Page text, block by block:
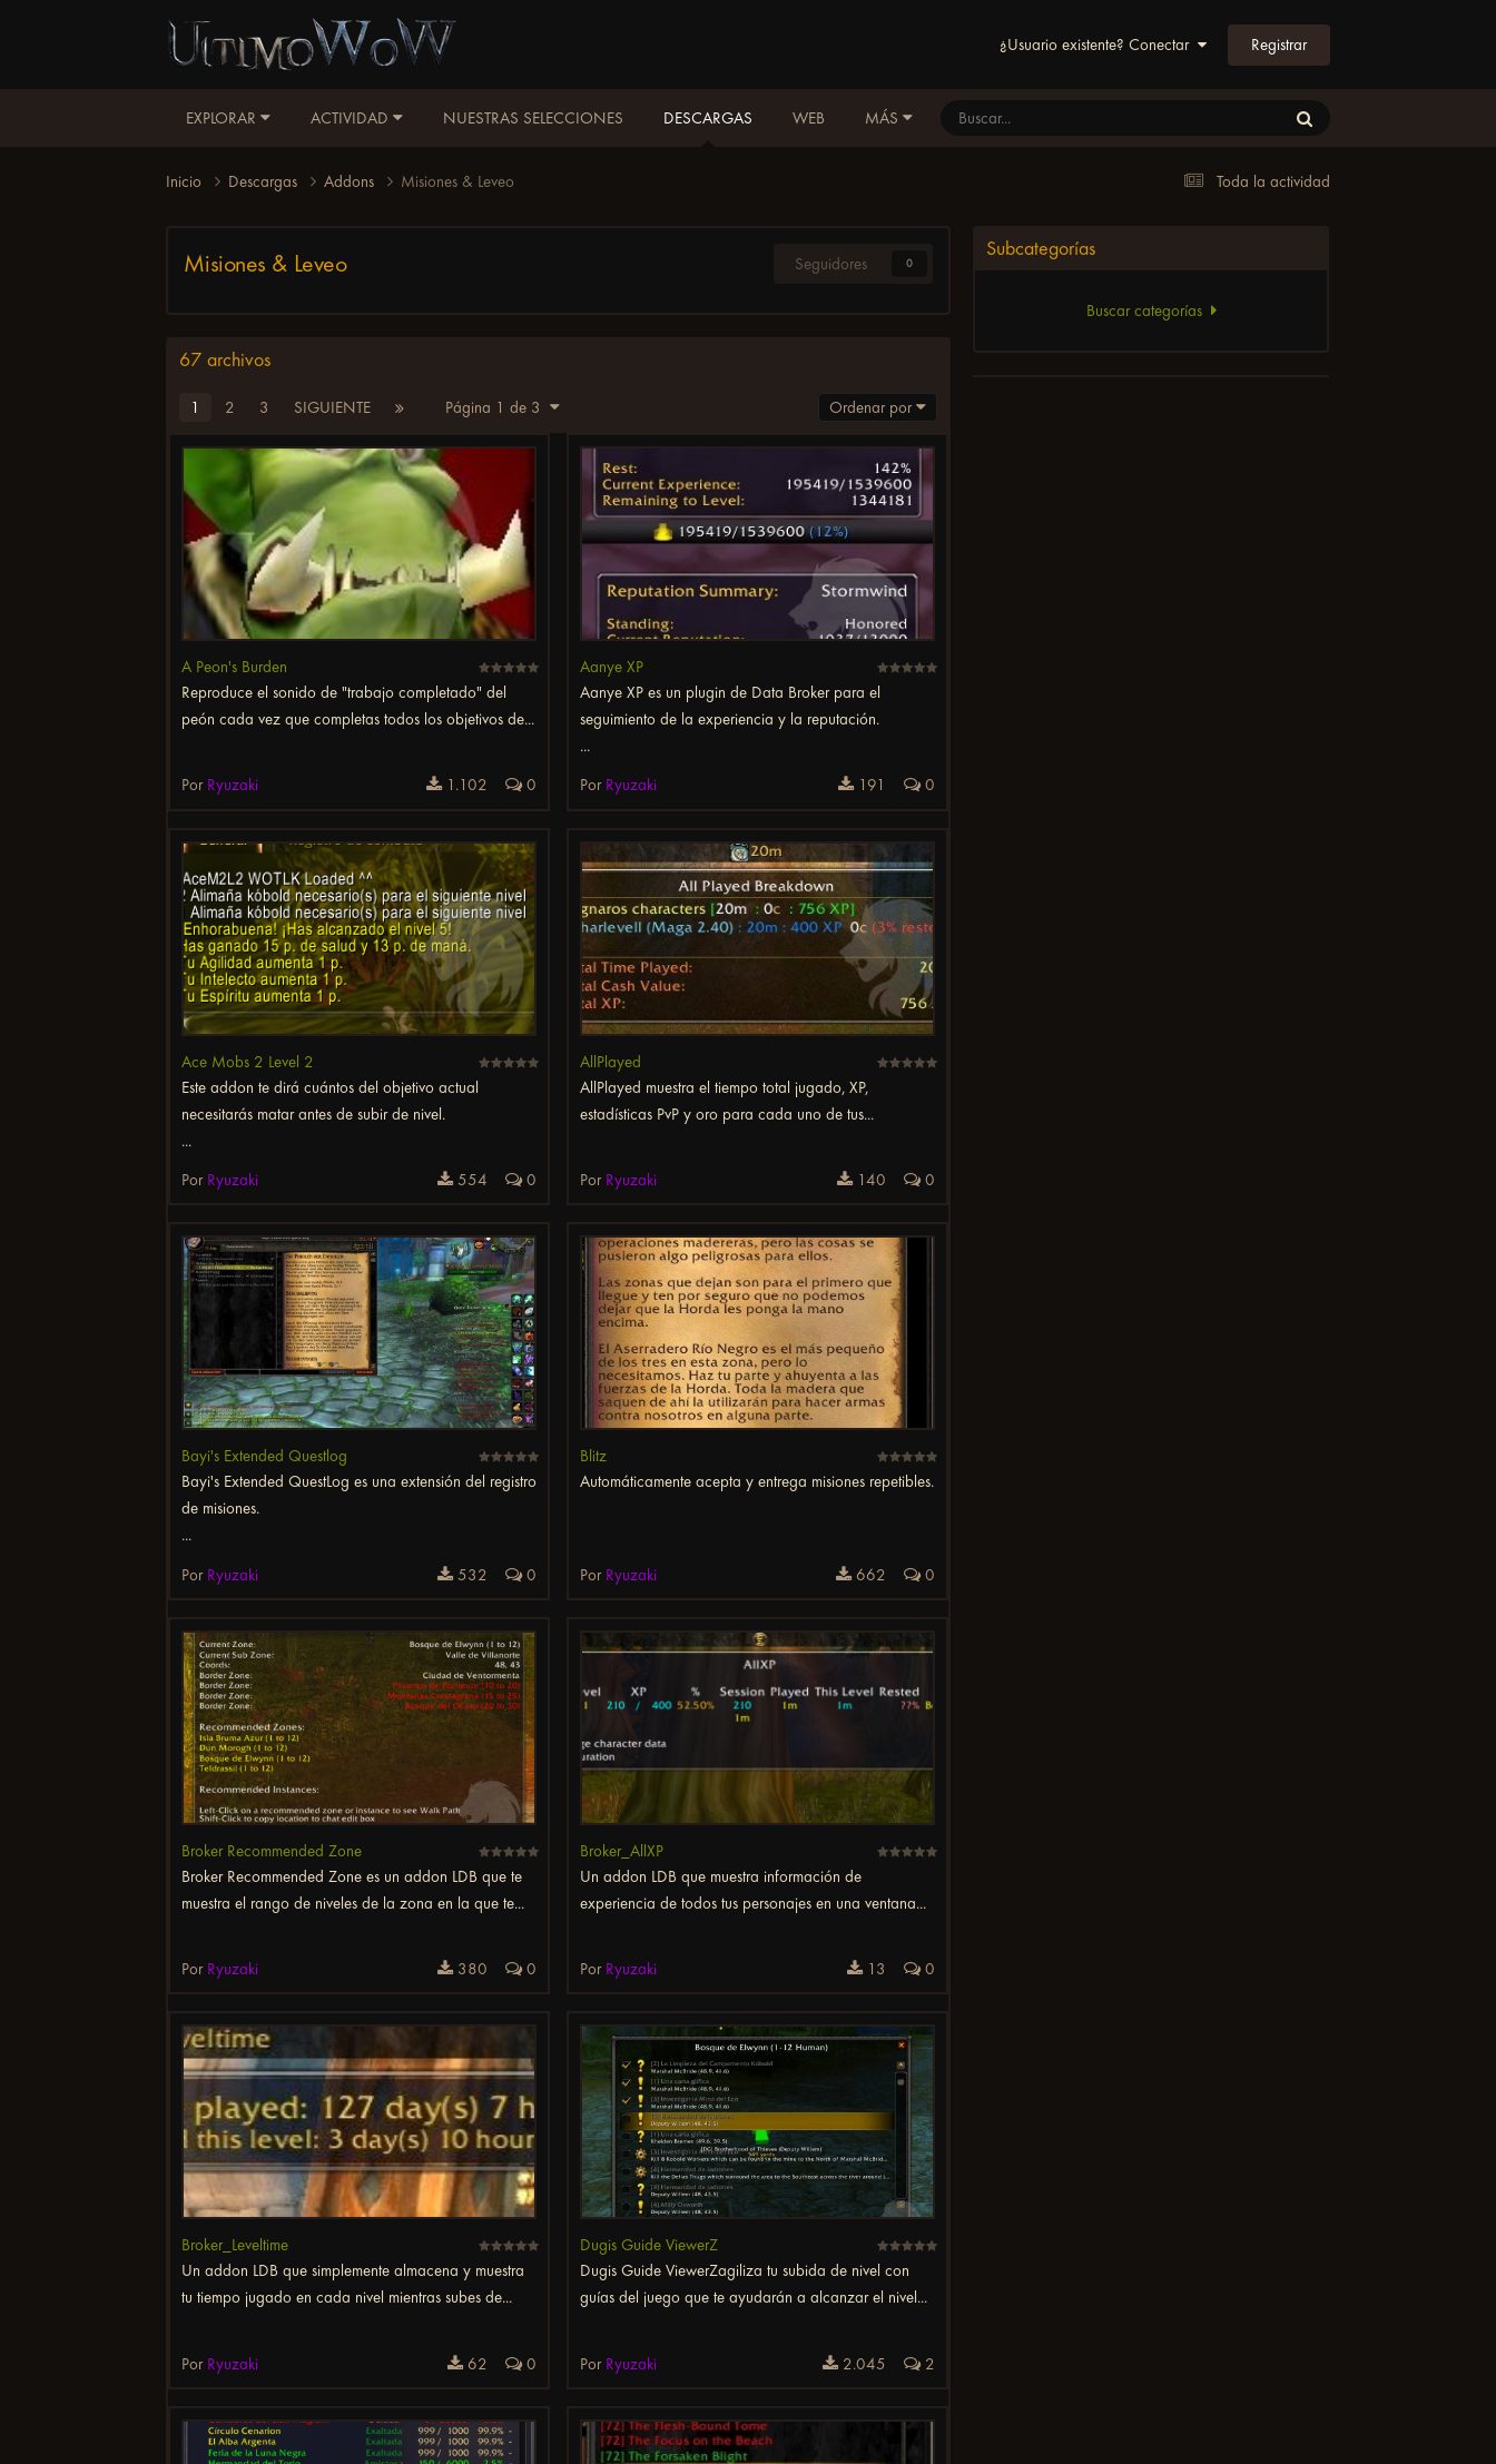
¿Usuario existente? Conectar Registrar
EXPLORAR ACTIVIDAD NUESTRAS SELECCIONES DESCARGAS WEB MÁS
Toda la actividad
Inicio Descargas Addons Misiones & Leveo
Misiones & Leveo Seguidores 0
67 archivos
Ordenar por
1 2 3 SIGUIENTE Página 1 de 3
A Peon's Burden
Reproduce el sonido de "trabajo completado" del
peón cada vez que completas todos los objetivos de...
Por Ryuzaki 1.102 0
Aanye XP
Aanye XP es un plugin de Data Broker para el
seguimiento de la experiencia y la reputación.
...
Por Ryuzaki 191 0
Ace Mobs 2 Level 2
Este addon te dirá cuántos del objetivo actual
necesitarás matar antes de subir de nivel.
...
Por Ryuzaki 554 0
AllPlayed
AllPlayed muestra el tiempo total jugado, XP,
estadísticas PvP y oro para cada uno de tus...
Por Ryuzaki 140 0
Bayi's Extended Questlog
Bayi's Extended QuestLog es una extensión del registro
de misiones.
...
Por Ryuzaki 532 0
Blitz
Automáticamente acepta y entrega misiones repetibles.
Por Ryuzaki 662 0
Broker Recommended Zone
Broker Recommended Zone es un addon LDB que te
muestra el rango de niveles de la zona en la que te...
Por Ryuzaki 380 0
Broker_AllXP
Un addon LDB que muestra información de
experiencia de todos tus personajes en una ventana...
Por Ryuzaki 13 0
Broker_Leveltime
Un addon LDB que simplemente almacena y muestra
tu tiempo jugado en cada nivel mientras subes de...
Por Ryuzaki 62 0
Dugis Guide ViewerZ
Dugis Guide ViewerZagiliza tu subida de nivel con
guías del juego que te ayudarán a alcanzar el nivel...
Por Ryuzaki 2.045 2
Subcategorías
Buscar categorías